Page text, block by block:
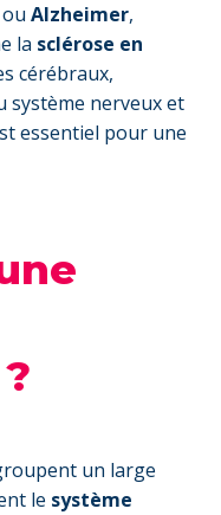
ou Alzheimer,
la sclérose en
cérébraux,
système nerveux et
essentiel pour une
un large
le système